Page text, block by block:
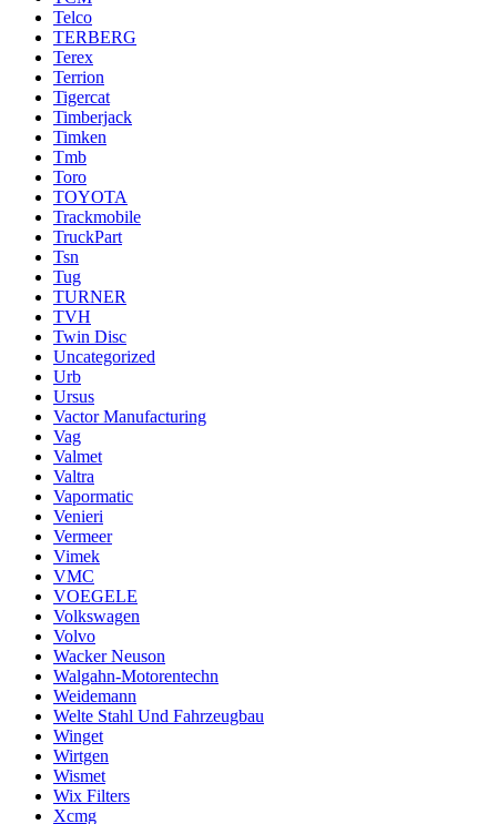
Telco
TERBERG
Terex
Terrion
Tigercat
Timberjack
Timken
Tmb
Toro
TOYOTA
Trackmobile
TruckPart
Tsn
Tug
TURNER
TVH
Twin Disc
Uncategorized
Urb
Ursus
Vactor Manufacturing
Vag
Valmet
Valtra
Vapormatic
Venieri
Vermeer
Vimek
VMC
VOEGELE
Volkswagen
Volvo
Wacker Neuson
Walgahn-Motorentechn
Weidemann
Welte Stahl Und Fahrzeugbau
Winget
Wirtgen
Wismet
Wix Filters
Xcmg